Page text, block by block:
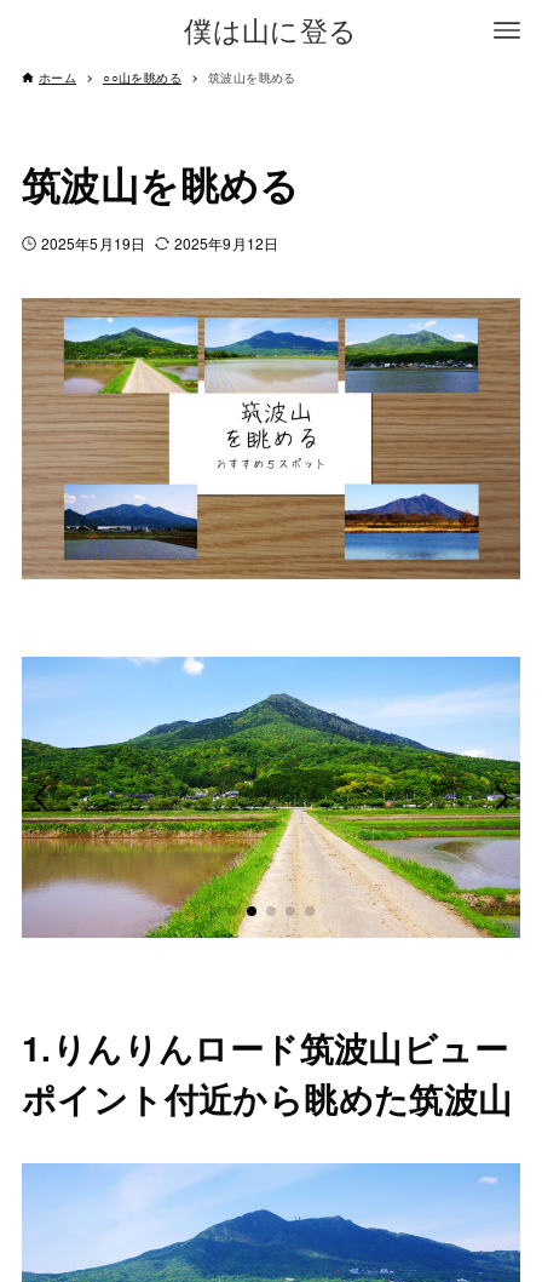
僕は山に登る
ホーム ○○山を眺める 筑波山を眺める
筑波山を眺める
2025年5月19日 2025年9月12日
1.りんりんロード筑波山ビュー
ポイント付近から眺めた筑波山